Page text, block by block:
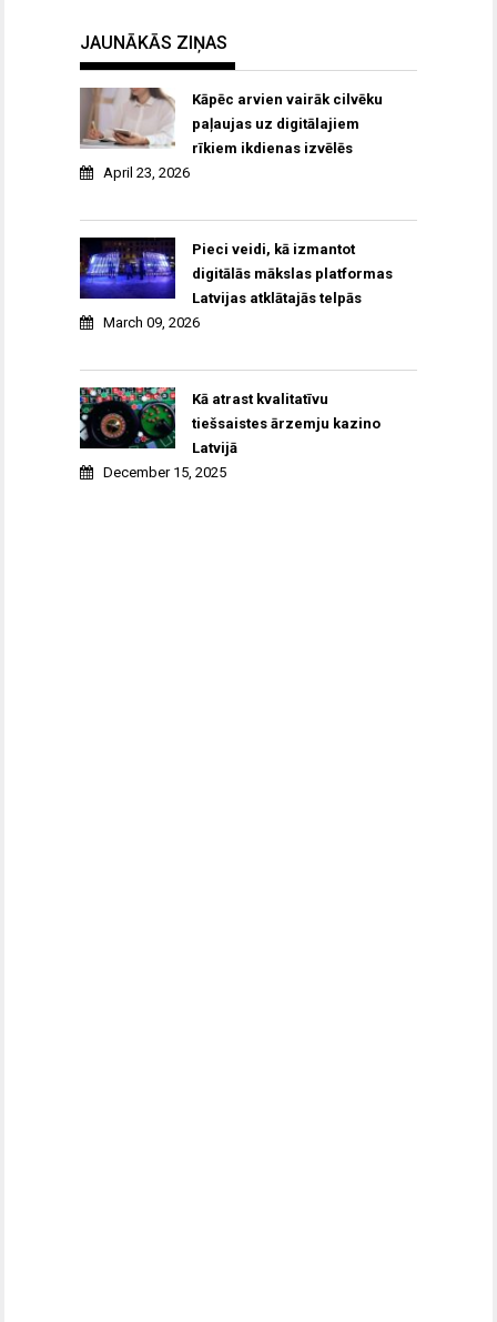
JAUNĀKĀS ZIŅAS
Kāpēc arvien vairāk cilvēku
paļaujas uz digitālajiem
rīkiem ikdienas izvēlēs
April 23, 2026
Pieci veidi, kā izmantot
digitālās mākslas platformas
Latvijas atklātajās telpās
March 09, 2026
Kā atrast kvalitatīvu
tiešsaistes ārzemju kazino
Latvijā
December 15, 2025